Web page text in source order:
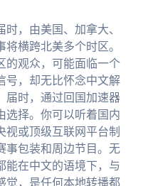
，由美国、加拿大、
横跨北美多个时区。
的观众，可能面临一个
号，却无比怀念中文解
届时，通过回国加速器
选择。你可以听着国内
视或顶级互联网平台制
事包装和周边节目。无
能在中文的语境下，与
觉，是任何本地转播都